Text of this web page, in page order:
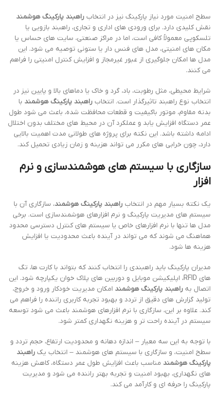
سطح امنیت مورد نیاز پارکینگ نیز در انتخاب راهبند پارکینگ هوشمند
نقش کلیدی دارد. برای ورودی های اداری و تجاری، راهبند بازویی یا
تلسکوپی معمولاً کافی است، اما در مراکز صنعتی، سایت های حساس یا
مکان های امنیتی، مدل های فنس دار یا ستونی توصیه می شود. این
مدل ها امکان جلوگیری از عبور غیرمجاز و افزایش کنترل امنیتی را فراهم
می کنند.
شرایط محیطی، مثل رطوبت، باد، گرد و خاک یا دماهای بالا و پایین نیز در
انتخاب نوع راهبند تاثیرگذار است. انتخاب راهبند پارکینگ هوشمند با
بدنه مقاوم، موتور باکیفیت و قطعات محافظت شده، باعث می شود طول
عمر دستگاه افزایش یابد و عملکرد آن در محیط های مختلف بدون اختلال
ادامه داشته باشد. این نکته برای پروژه های طولانی مدت اهمیت بالایی
دارد، چون خرابی های مکرر می تواند هزینه و زمان زیادی تحمیل کند.
سازگاری با سیستم های هوشمندسازی و نرم
افزار
یک نکته بسیار مهم در انتخاب راهبند پارکینگ هوشمند، سازگاری آن با
سیستم های مدیریت پارکینگ و نرم افزارهای هوشمندسازی است. برخی
مدل ها تنها با نرم افزارهای خاص یا سیستم های کنترل دسترسی محدود
هماهنگ می شوند که می تواند در آینده باعث محدودیت یا افزایش
هزینه ها شود.
مدیران پارکینگ باید راهبندی را انتخاب کنند که بتواند با کارت ها، تگ
های RFID، اپلیکیشن موبایل و دوربین های پلاک خوان یکپارچه شود. این
اتصال به راهبند پارکینگ هوشمند امکان مدیریت خودکار ورود و خروج،
تولید گزارش های دقیق از تردد و بهبود تجربه کاربری راننده را فراهم می
کند. علاوه بر این، سازگاری با نرم افزارهای هوشمند باعث می شود توسعه
سیستم در آینده راحت تر و هزینه نگهداری کمتر شود.
با توجه به این سه معیار – اندازه دهانه و محدودیت ارتفاع، حجم تردد و
سطح امنیت، و سازگاری با سیستم های هوشمند – انتخاب یک راهبند
پارکینگ هوشمند مناسب باعث افزایش طول عمر دستگاه، کاهش هزینه
های نگهداری، بهبود امنیت و تجربه بهتر راننده می شود و مدیریت
پارکینگ را حرفه ای و کارآمد می کند.